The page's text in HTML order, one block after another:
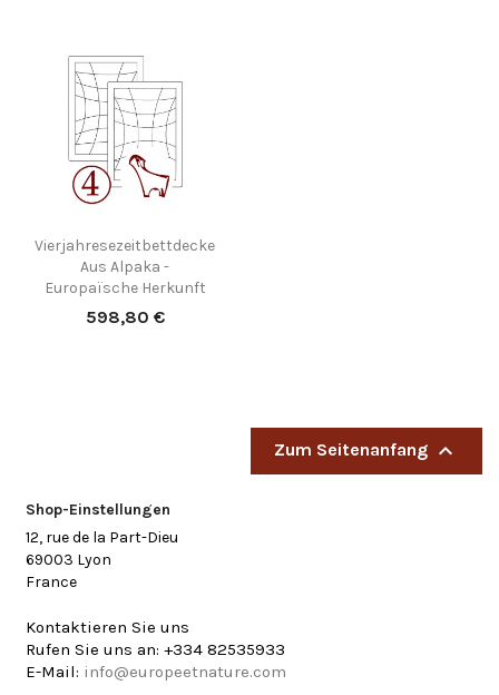
Vierjahresezeitbettdecke
Aus Alpaka -
Europaïsche Herkunft
Preis
598,80 €
Zum Seitenanfang 
Shop-Einstellungen
12, rue de la Part-Dieu
69003 Lyon
France
Kontaktieren Sie uns
Rufen Sie uns an: +334 82535933
E-Mail: info@europeetnature.com